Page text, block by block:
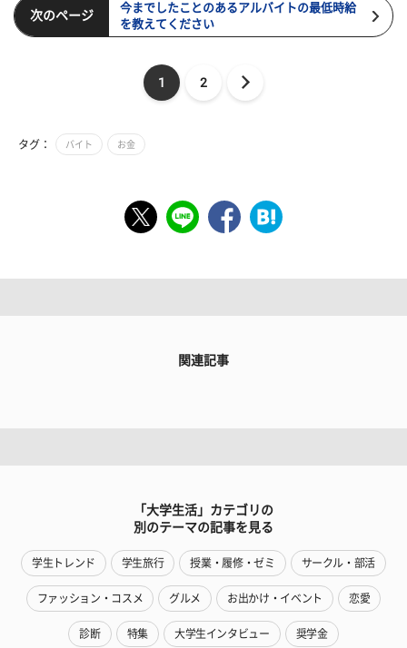
次のページ
今までしたことのあるアルバイトの最低時給
を教えてください
1 2
タグ： バイト お金
関連記事
「大学生活」カテゴリの
別のテーマの記事を見る
学生トレンド 学生旅行 授業・履修・ゼミ サークル・部活
ファッション・コスメ グルメ お出かけ・イベント 恋愛
診断 特集 大学生インタビュー 奨学金